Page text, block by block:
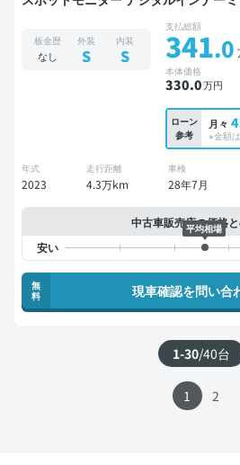
位カメラ ドライブレコーダー 社外ア
板金歴
なし
外装
S
内装
S
支払総額
341.0
本体価格
330.0万円
ローン
参考
月々
※金額
年式
2023
走行距離
4.3万km
車検
28年7月
中古車販売店の価格
平均相場
無
料
現車確認を問い合
1-30/40台
1 2